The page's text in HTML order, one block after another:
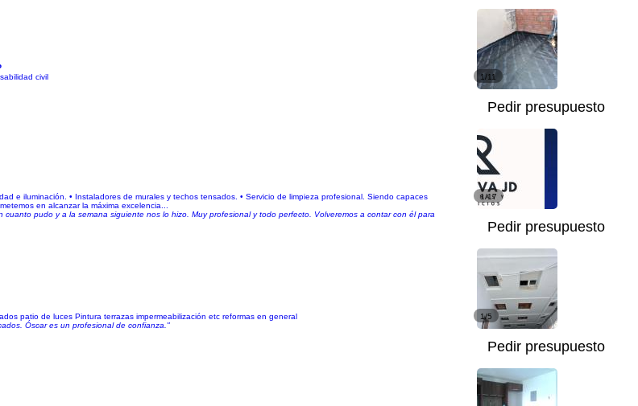
civil
1/11
Pedir presupuesto
e iluminación. • Instaladores de murales y techos tensados. • Servicio de limpieza profesional. Siendo capaces
en alcanzar la máxima excelencia...
pudo y a la semana siguiente nos lo hizo. Muy profesional y todo perfecto. Volveremos a contar con él para
1/17
Pedir presupuesto
patio de luces Pintura terrazas impermeabilización etc reformas en general
Óscar es un profesional de confianza."
1/5
Pedir presupuesto